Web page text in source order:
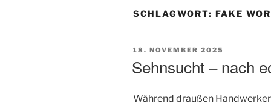
SCHLAGWORT: FAKE
VERÖFFENTLICHT
18. NOVEMBER 2025
Sehnsucht – nach
Während draußen